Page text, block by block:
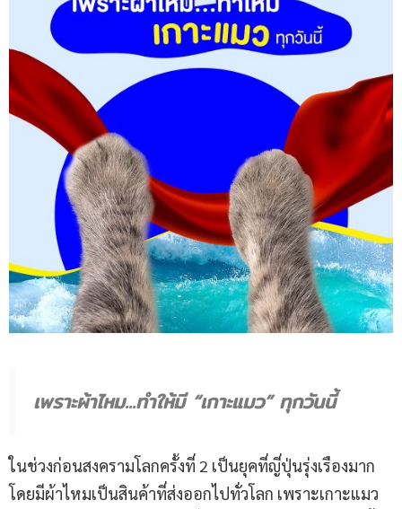
เพราะผ้าไหม...ทำให้มี “เกาะแมว” ทุกวันนี้
ในช่วงก่อนสงครามโลกครั้งที่ 2 เป็นยุคที่ญี่ปุ่นรุ่งเรืองมาก
โดยมีผ้าไหมเป็นสินค้าที่ส่งออกไปทั่วโลก เพราะเกาะแมว